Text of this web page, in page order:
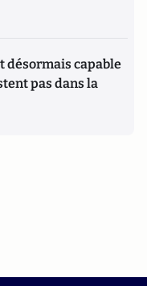
désormais capable
pas dans la